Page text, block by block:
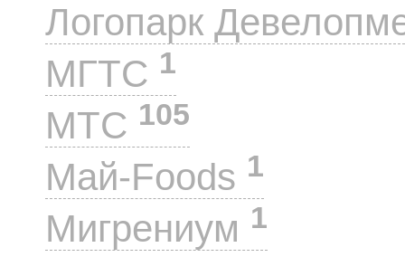
Логопарк
МГТС 1
МТС 105
Май-Foods 1
Мигрениум 1